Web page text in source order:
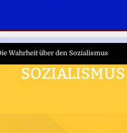
Wahrheit über den Sozialismus